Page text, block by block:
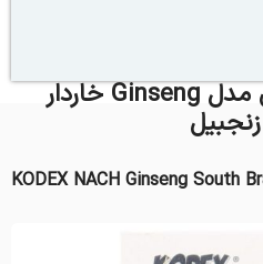
کاندوم تاخیری کدکس مدل Ginseng خاردار
KODEX NACH Ginseng South